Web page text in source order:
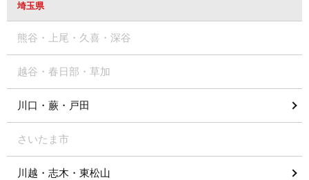
埼玉県
熊谷・上尾・久喜・深谷
越谷・春日部・草加
川口・蕨・戸田
さいたま市
川越・志木・東松山